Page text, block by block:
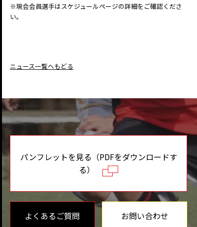
※現会会員選手はスケジュールページの詳細をご確認くださ
い。
ニュース一覧へもどる
パンフレットを見る（PDFをダウンロードす
る）
よくあるご質問 お問い合わせ